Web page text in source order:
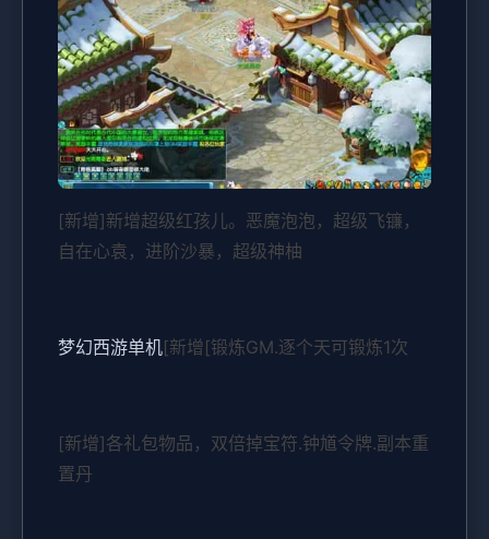
[新增]新增超级红孩儿。恶魔泡泡，超级飞镰，
自在心袁，进阶沙暴，超级神柚
梦幻西游单机[新增[锻炼GM.逐个天可锻炼1次
[新增]各礼包物品，双倍掉宝符.钟馗令牌.副本重
置丹